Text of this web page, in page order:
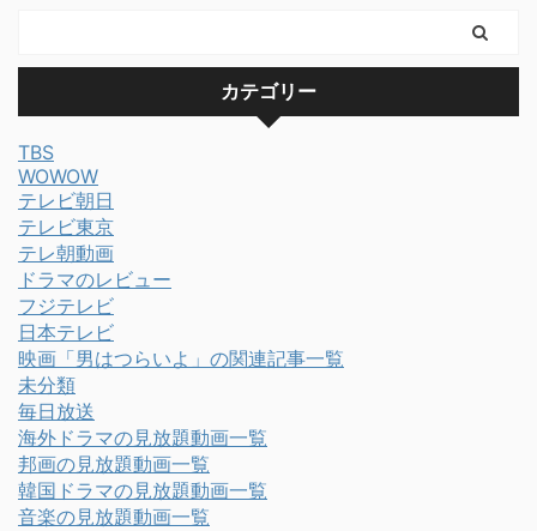
カテゴリー
TBS
WOWOW
テレビ朝日
テレビ東京
テレ朝動画
ドラマのレビュー
フジテレビ
日本テレビ
映画「男はつらいよ」の関連記事一覧
未分類
毎日放送
海外ドラマの見放題動画一覧
邦画の見放題動画一覧
韓国ドラマの見放題動画一覧
音楽の見放題動画一覧